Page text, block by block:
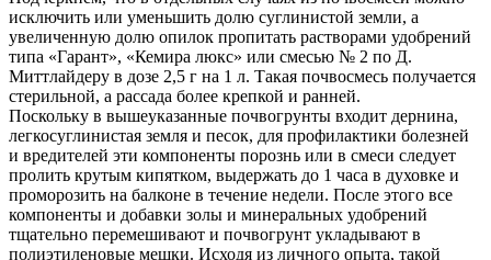
исключить или уменьшить долю суглинистой земли, а
увеличенную долю опилок пропитать растворами удобрений
типа «Гарант», «Кемира люкс» или смесью № 2 по Д.
Миттлайдеру в дозе 2,5 г на 1 л. Такая почвосмесь получается
стерильной, а рассада более крепкой и ранней.
Поскольку в вышеуказанные почвогрунты входит дернина,
легкосуглинистая земля и песок, для профилактики болезней
и вредителей эти компоненты порознь или в смеси следует
пролить крутым кипятком, выдержать до 1 часа в духовке и
проморозить на балконе в течение недели. После этого все
компоненты и добавки золы и минеральных удобрений
тщательно перемешивают и почвогрунт укладывают в
полиэтиленовые мешки. Исходя из личного опыта, такой